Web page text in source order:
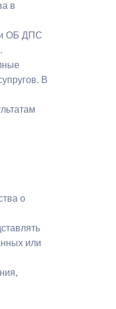
в
ОБ ДПС
В
о
или